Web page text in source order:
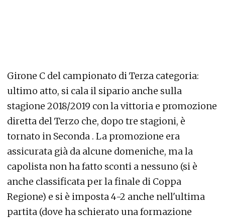
Girone C del campionato di Terza categoria:
ultimo atto, si cala il sipario anche sulla
stagione 2018/2019 con la vittoria e promozione
diretta del Terzo che, dopo tre stagioni, è
tornato in Seconda . La promozione era
assicurata già da alcune domeniche, ma la
capolista non ha fatto sconti a nessuno (si è
anche classificata per la finale di Coppa
Regione) e si è imposta 4-2 anche nell'ultima
partita (dove ha schierato una formazione